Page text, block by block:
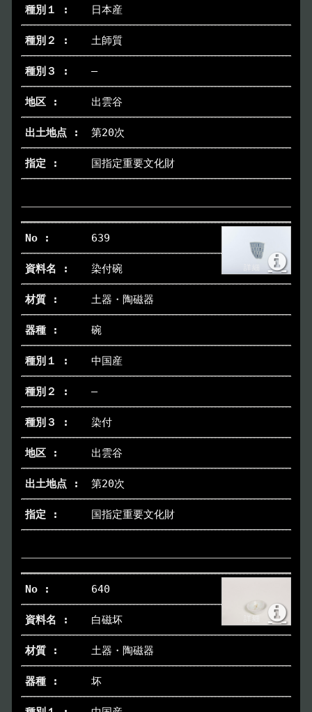
日本産
土師質
―
出雲谷
第20次
国指定重要文化財
639
染付碗
土器・陶磁器
碗
中国産
―
染付
出雲谷
第20次
国指定重要文化財
640
白磁坏
土器・陶磁器
坏